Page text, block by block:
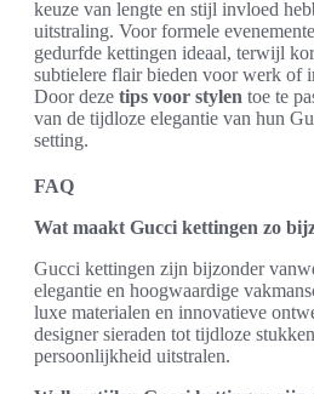
keuze van lengte en stijl invloed
uitstraling. Voor formele
gedurfde kettingen ideaal, terwijl
subtielere flair bieden voor werk of
Door deze tips voor stylen toe te
van de tijdloze elegantie van hun
setting.
FAQ
Wat maakt Gucci kettingen zo
Gucci kettingen zijn bijzonder
elegantie en hoogwaardige
luxe materialen en innovatieve
designer sieraden tot tijdloze
persoonlijkheid uitstralen.